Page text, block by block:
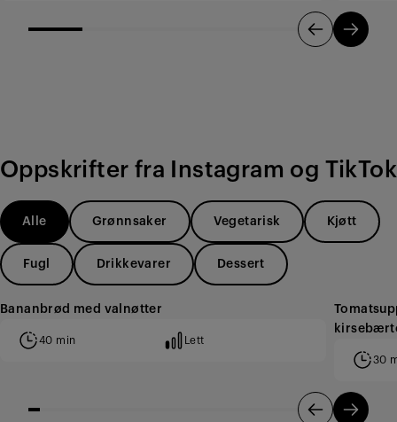
Oppskrifter fra Instagram og TikTok
Alle Grønnsaker Vegetarisk Kjøtt
Fugl Drikkevarer Dessert
Bananbrød med valnøtter
40 min Lett
30